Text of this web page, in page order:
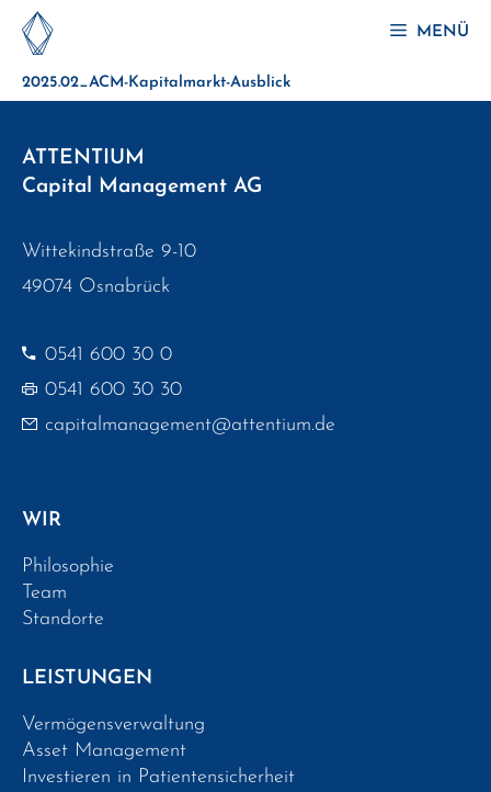
Zum
Inhalt
springen
MENÜ
2025.02_ACM-Kapitalmarkt-Ausblick
ATTENTIUM
Capital Management AG
Wittekindstraße 9-10
49074 Osnabrück
0541 600 30 0
0541 600 30 30
capitalmanagement@attentium.de
WIR
Philosophie
Team
Standorte
LEISTUNGEN
Vermögensverwaltung
Asset Management
Investieren in Patientensicherheit